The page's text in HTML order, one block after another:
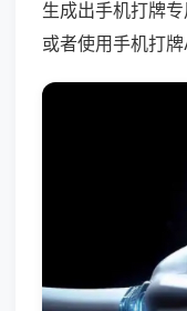
生成出手机打牌
或者使用手机打牌